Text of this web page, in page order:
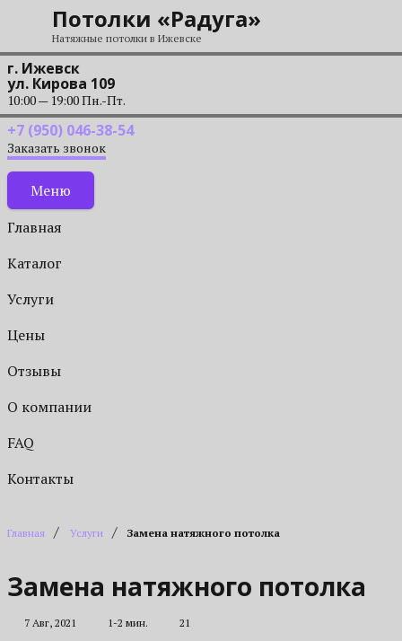
Перейти к содержанию
Потолки «Радуга»
Натяжные потолки в Ижевске
г. Ижевск
ул. Кирова 109
10:00 — 19:00 Пн.-Пт.
+7 (950) 046-38-54
Заказать звонок
Меню
Главная
Каталог
Услуги
Цены
Отзывы
О компании
FAQ
Контакты
Главная / Услуги / Замена натяжного потолка
Замена натяжного потолка
7 Авг, 2021 1-2 мин. 21